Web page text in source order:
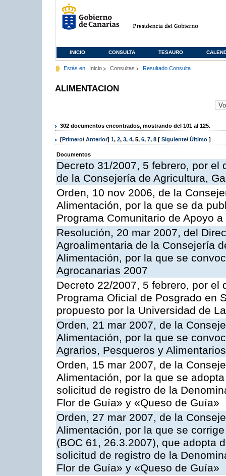
INICIO CONSULTA TESAURO
Estás en: Inicio Consultas Resultado Consulta
ALIMENTACION
302 documentos encontrados, mostrando del 101 al 125.
[Primero/ Anterior] 1, 2, 3, 4, 5, 6, 7, 8 [ Siguiente/ Último ]
Documentos
Decreto 31/2007, 5 febrero, por el
de la Consejería de Agricultura,
Orden, 10 nov 2006, de la
Alimentación, por la que se da
Programa Comunitario de Apoyo
Resolución, 20 mar 2007, del
Agroalimentaria de la Consejería
Alimentación, por la que se
Agrocanarias 2007
Decreto 22/2007, 5 febrero, por
Programa Oficial de Posgrado en
propuesto por la Universidad de
Orden, 21 mar 2007, de la
Alimentación, por la que se
Agrarios, Pesqueros y
Orden, 15 mar 2007, de la
Alimentación, por la que se
solicitud de registro de la
Flor de Guía» y «Queso de Guía»
Orden, 27 mar 2007, de la
Alimentación, por la que se
(BOC 61, 26.3.2007), que adopta
solicitud de registro de la
Flor de Guía» y «Queso de Guía»